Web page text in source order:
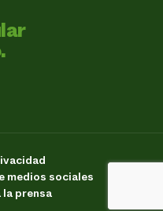
medios sociales
prensa